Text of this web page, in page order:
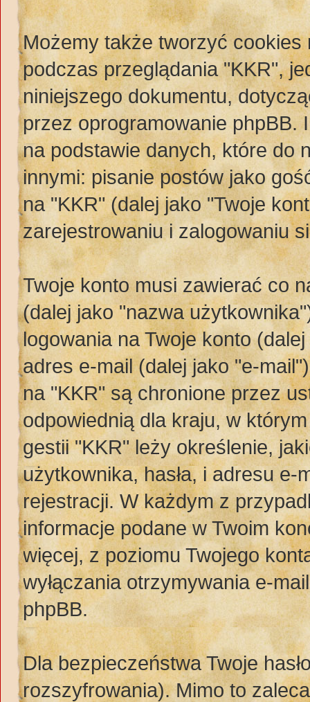
Możemy także tworzyć
podczas przeglądania "KKR",
niniejszego dokumentu,
przez oprogramowanie phpBB.
na podstawie danych, które do
innymi: pisanie postów jako
na "KKR" (dalej jako "Twoje
zarejestrowaniu i zalogowaniu
Twoje konto musi zawierać co
(dalej jako "nazwa
logowania na Twoje konto
adres e-mail (dalej jako "e-
na "KKR" są chronione przez
odpowiednią dla kraju, w
gestii "KKR" leży określenie,
użytkownika, hasła, i adresu
rejestracji. W każdym z
informacje podane w Twoim
więcej, z poziomu Twojego
wyłączania otrzymywania e-
phpBB.
Dla bezpieczeństwa Twoje
rozszyfrowania). Mimo to